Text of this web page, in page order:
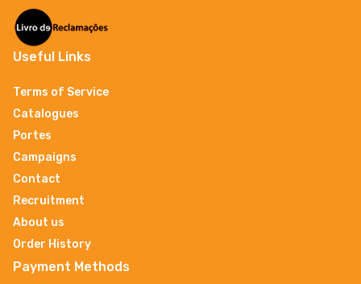
Useful Links
Terms of Service
Catalogues
Portes
Campaigns
Contact
Recruitment
About us
Order History
Payment Methods